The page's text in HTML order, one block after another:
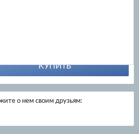
КУПИТЬ
о нем своим друзьям: